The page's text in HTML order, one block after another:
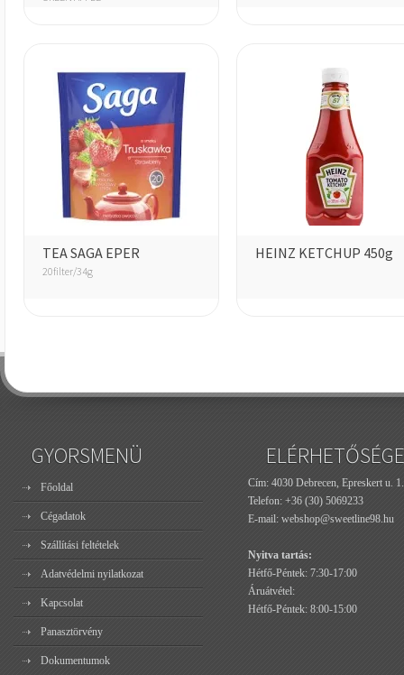
TEA SAGA EPER
20filter/34g
HEINZ KETCHUP 450g
GYORSMENÜ
Főoldal
Cégadatok
Szállítási feltételek
Adatvédelmi nyilatkozat
Kapcsolat
Panasztörvény
Dokumentumok
Cím: 4030 Debrecen, Epreskert u. 1.
Telefon: +36 (30) 5069233
E-mail: webshop@sweetline98.hu
Nyitva tartás:
Hétfő-Péntek: 7:30-17:00
Áruátvétel:
Hétfő-Péntek: 8:00-15:00